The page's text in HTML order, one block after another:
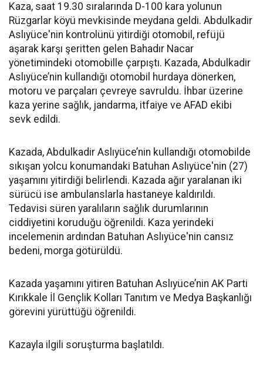
Kaza, saat 19.30 sıralarında D-100 kara yolunun
Rüzgarlar köyü mevkisinde meydana geldi. Abdulkadir
Aslıyüce'nin kontrolünü yitirdiği otomobil, refüjü
aşarak karşı şeritten gelen Bahadır Nacar
yönetimindeki otomobille çarpıştı. Kazada, Abdulkadir
Aslıyüce’nin kullandığı otomobil hurdaya dönerken,
motoru ve parçaları çevreye savruldu. İhbar üzerine
kaza yerine sağlık, jandarma, itfaiye ve AFAD ekibi
sevk edildi.
Kazada, Abdulkadir Aslıyüce’nin kullandığı otomobilde
sıkışan yolcu konumandaki Batuhan Aslıyüce'nin (27)
yaşamını yitirdiği belirlendi. Kazada ağır yaralanan iki
sürücü ise ambulanslarla hastaneye kaldırıldı.
Tedavisi süren yaralıların sağlık durumlarının
ciddiyetini koruduğu öğrenildi. Kaza yerindeki
incelemenin ardından Batuhan Aslıyüce'nin cansız
bedeni, morga götürüldü.
Kazada yaşamını yitiren Batuhan Aslıyüce’nin AK Parti
Kırıkkale İl Gençlik Kolları Tanıtım ve Medya Başkanlığı
görevini yürüttüğü öğrenildi.
Kazayla ilgili soruşturma başlatıldı.